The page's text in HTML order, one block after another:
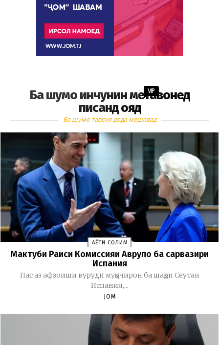
Ба шумо инчунин метавонед
писанд ояд
VIP
Ба шумо тавсия дода мешавад
ҲАЁТИ СОЛИМ
Мактуби Раиси Комиссияи Аврупо ба сарвазири
Испания
Пас аз афзоиши вуруди муҳоҷирон ба шаҳри Сеутаи
Испания,...
JOM